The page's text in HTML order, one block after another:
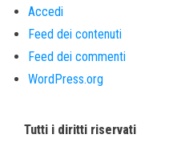
Accedi
Feed dei contenuti
Feed dei commenti
WordPress.org
Tutti i diritti riservati